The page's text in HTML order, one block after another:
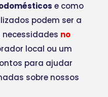
e como
podem ser a
no
local ou um
para ajudar
sobre nossos